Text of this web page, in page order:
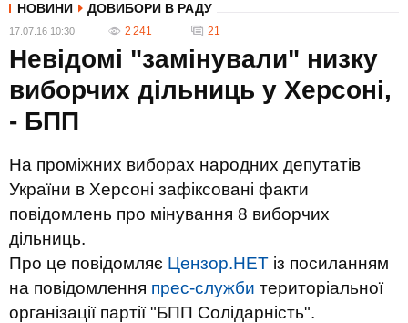
НОВИНИ ДОВИБОРИ В РАДУ
17.07.16 10:30 2 241 21
Невідомі "замінували" низку
виборчих дільниць у Херсоні,
- БПП
На проміжних виборах народних депутатів
України в Херсоні зафіксовані факти
повідомлень про мінування 8 виборчих
дільниць.
Про це повідомляє Цензор.НЕТ із посиланням
на повідомлення прес-служби територіальної
організації партії "БПП Солідарність".